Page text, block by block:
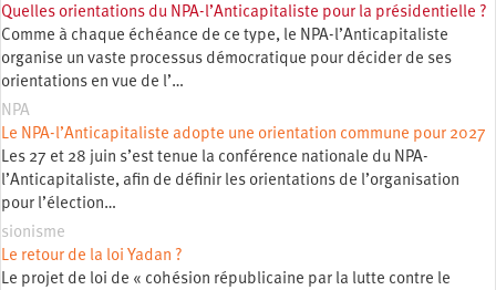
Quelles orientations du NPA-l’Anticapitaliste pour la présidentielle ?
Comme à chaque échéance de ce type, le NPA-l’Anticapitaliste
organise un vaste processus démocratique pour décider de ses
orientations en vue de l’…
NPA
Le NPA-l’Anticapitaliste adopte une orientation commune pour 2027
Les 27 et 28 juin s’est tenue la conférence nationale du NPA-
l’Anticapitaliste, afin de définir les orientations de l’organisation
pour l’élection…
sionisme
Le retour de la loi Yadan ?
Le projet de loi de « cohésion républicaine par la lutte contre le